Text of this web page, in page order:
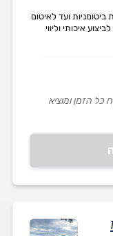
ועד לאיטום
איכותי וליווי
כל הזמן ומוציא